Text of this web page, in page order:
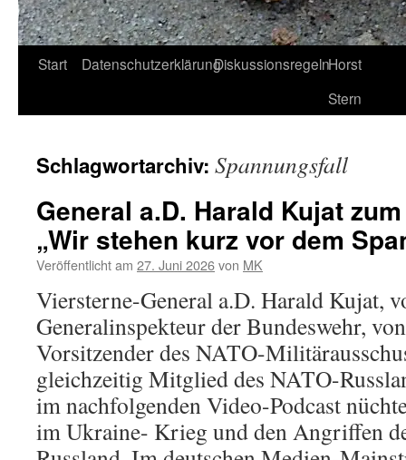
Start DatenschutzerklärungDiskussionsregelnHorst
Stern
Schlagwortarchiv: Spannungsfall
General a.D. Harald Kujat
„Wir stehen kurz vor dem
Veröffentlicht am 27. Juni 2026von MK
Viersterne-General a.D. Harald Kujat,
Generalinspekteur der Bundeswehr,
Vorsitzender des NATO-
gleichzeitig Mitglied des NATO-
im nachfolgenden Video-Podcast
im Ukraine- Krieg und den Angriffen